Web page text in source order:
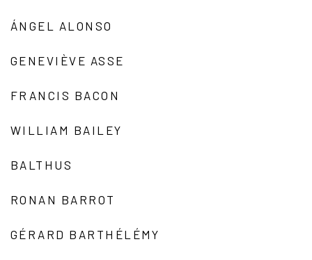
ÁNGEL ALONSO
GENEVIÈVE ASSE
FRANCIS BACON
WILLIAM BAILEY
BALTHUS
RONAN BARROT
GÉRARD BARTHÉLÉMY